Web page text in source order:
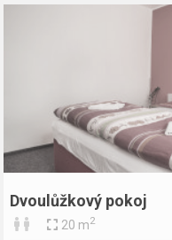
Dvoulůžkový pokoj
20 m2